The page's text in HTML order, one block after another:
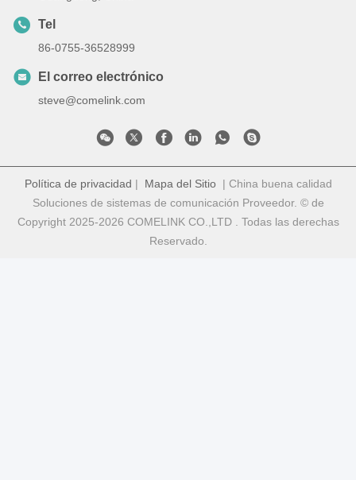
Tel
86-0755-36528999
El correo electrónico
steve@comelink.com
Política de privacidad | Mapa del Sitio| China buena calidad
Soluciones de sistemas de comunicación Proveedor. © de
Copyright 2025-2026 COMELINK CO.,LTD . Todas las derechas
Reservado.